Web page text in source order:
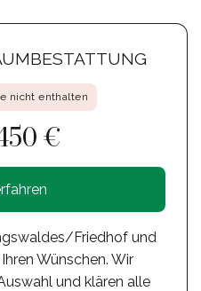
nicht enthalten
€
Friedhof und
Wünschen. Wir
und klären alle